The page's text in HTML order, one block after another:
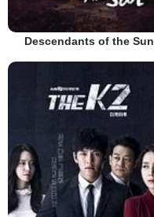
Descendants of the Sun